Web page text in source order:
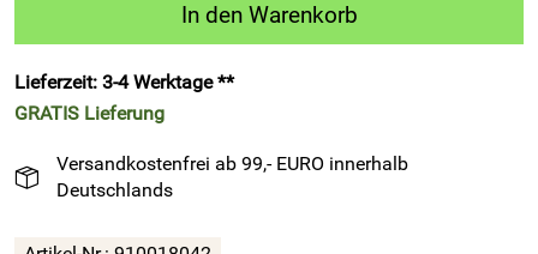
In den Warenkorb
Lieferzeit: 3-4 Werktage **
GRATIS Lieferung
Versandkostenfrei ab 99,- EURO innerhalb
Deutschlands